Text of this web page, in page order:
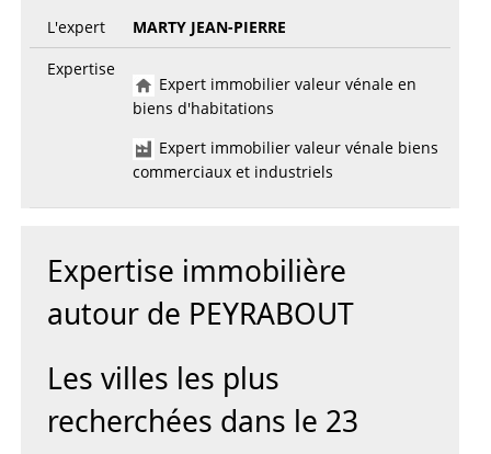
L'expert
MARTY JEAN-PIERRE
Expertise
Expert immobilier valeur vénale en
biens d'habitations
Expert immobilier valeur vénale biens
commerciaux et industriels
Expertise immobilière
autour de PEYRABOUT
Les villes les plus
recherchées dans le 23